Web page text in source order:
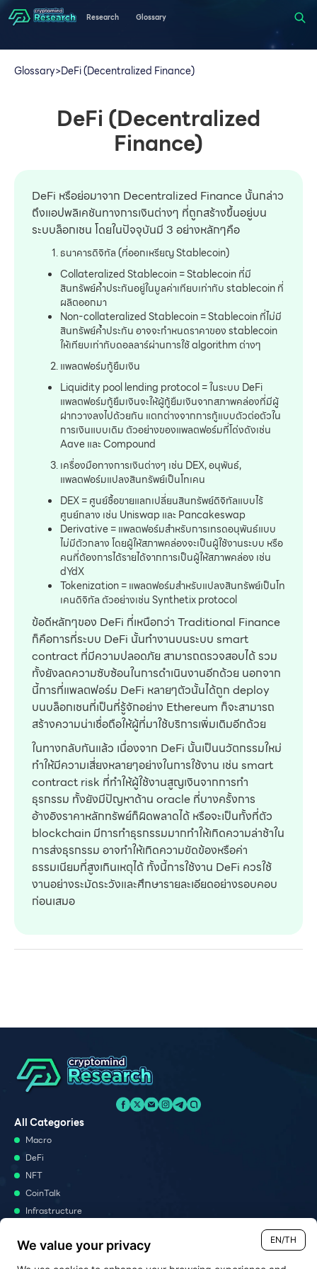
Research Glossary
Glossary>DeFi (Decentralized Finance)
DeFi (Decentralized
Finance)
DeFi หรือย่อมาจาก Decentralized Finance นั้นกล่าว
ถึงแอปพลิเคชันทางการเงินต่างๆ ที่ถูกสร้างขึ้นอยู่บน
ระบบล็อกเชน โดยในปัจจุบันมี 3 อย่างหลักๆคือ
ธนาคารดิจิทัล (ที่ออกเหรียญ Stablecoin)
Collateralized Stablecoin = Stablecoin ที่มี
สินทรัพย์ค้ำประกันอยู่ในมูลค่าเทียบเท่ากับ stablecoin ที่
ผลิตออกมา
Non-collateralized Stablecoin = Stablecoin ที่ไม่มี
สินทรัพย์ค้ำประกัน อาจจะกำหนดราคาของ stablecoin
ให้เทียบเท่ากับดอลลาร์ผ่านการใช้ algorithm ต่างๆ
แพลตฟอร์มกู้ยืมเงิน
Liquidity pool lending protocol = ในระบบ DeFi
แพลตฟอร์มกู้ยืมเงินจะให้ผู้กู้ยืมเงินจากสภาพคล่องที่มีผู้
ฝากวางลงไปด้วยกัน แตกต่างจากการกู้แบบตัวต่อตัวใน
การเงินแบบเดิม ตัวอย่างของแพลตฟอร์มที่โด่งดังเช่น
Aave และ Compound
เครื่องมือทางการเงินต่างๆ เช่น DEX, อนุพันธ์,
แพลตฟอร์มแปลงสินทรัพย์เป็นโทเคน
DEX = ศูนย์ซื้อขายแลกเปลี่ยนสินทรัพย์ดิจิทัลแบบไร้
ศูนย์กลาง เช่น Uniswap และ Pancakeswap
Derivative = แพลตฟอร์มสำหรับการเทรดอนุพันธ์แบบ
ไม่มีตัวกลาง โดยผู้ให้สภาพคล่องจะเป็นผู้ใช้งานระบบ หรือ
คนที่ต้องการได้รายได้จากการเป็นผู้ให้สภาพคล่อง เช่น
dYdX
Tokenization = แพลตฟอร์มสำหรับแปลงสินทรัพย์เป็นโท
เคนดิจิทัล ตัวอย่างเช่น Synthetix protocol
ข้อดีหลักๆของ DeFi ที่เหนือกว่า Traditional Finance
ก็คือการที่ระบบ DeFi นั้นทำงานบนระบบ smart
contract ที่มีความปลอดภัย สามารถตรวจสอบได้ รวม
ทั้งยังลดความซับซ้อนในการดำเนินงานอีกด้วย นอกจาก
นี้การที่แพลตฟอร์ม DeFi หลายๆตัวนั้นได้ถูก deploy
บนบล็อกเชนที่เป็นที่รู้จักอย่าง Ethereum ก็จะสามารถ
สร้างความน่าเชื่อถือให้ผู้ที่มาใช้บริการเพิ่มเติมอีกด้วย
ในทางกลับกันแล้ว เนื่องจาก DeFi นั้นเป็นนวัตกรรมใหม่
ทำให้มีความเสี่ยงหลายๆอย่างในการใช้งาน เช่น smart
contract risk ที่ทำให้ผู้ใช้งานสูญเงินจากการทำ
ธุรกรรม ทั้งยังมีปัญหาด้าน oracle ที่บางครั้งการ
อ้างอิงราคาหลักทรัพย์ก็ผิดพลาดได้ หรือจะเป็นทั้งที่ตัว
blockchain มีการทำธุรกรรมมากทำให้เกิดความล่าช้าใน
การส่งธุรกรรม อาจทำให้เกิดความขัดข้องหรือค่า
ธรรมเนียมที่สูงเกินเหตุได้ ทั้งนี้การใช้งาน DeFi ควรใช้
งานอย่างระมัดระวังและศึกษารายละเอียดอย่างรอบคอบ
ก่อนเสมอ
All Categories
Macro
DeFi
NFT
CoinTalk
Infrastructure
Podcast
EN/TH
We value your privacy